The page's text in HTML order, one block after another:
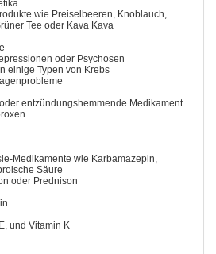
wie Preiselbeeren, Knoblauch,
Tee oder Kava Kava
oder Psychosen
einige Typen von Krebs
entzündungshemmende Medikament
Medikamente wie Karbamazepin,
Säure
oder Prednison
und Vitamin K